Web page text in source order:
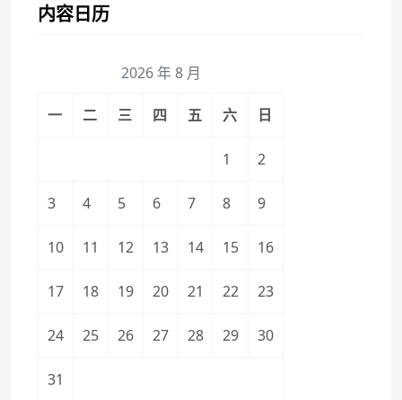
内容日历
2026 年 8 月
一 二 三 四 五 六 日
1 2
3 4 5 6 7 8 9
10 11 12 13 14 15 16
17 18 19 20 21 22 23
24 25 26 27 28 29 30
31